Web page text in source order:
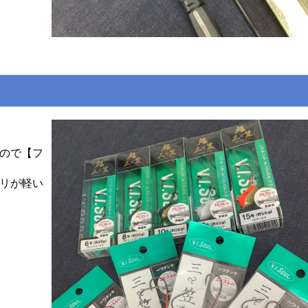
で【フ
が軽い